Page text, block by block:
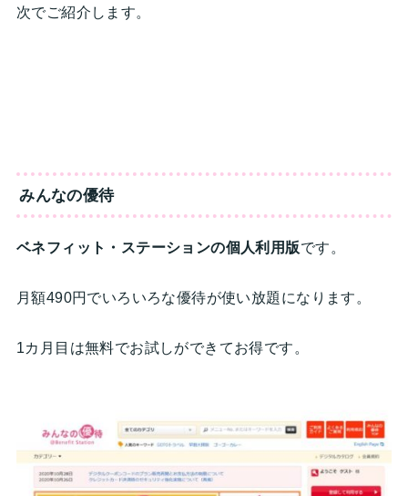
次でご紹介します。
みんなの優待
ベネフィット・ステーションの個人利用版です。
月額490円でいろいろな優待が使い放題になります。
1カ月目は無料でお試しができてお得です。